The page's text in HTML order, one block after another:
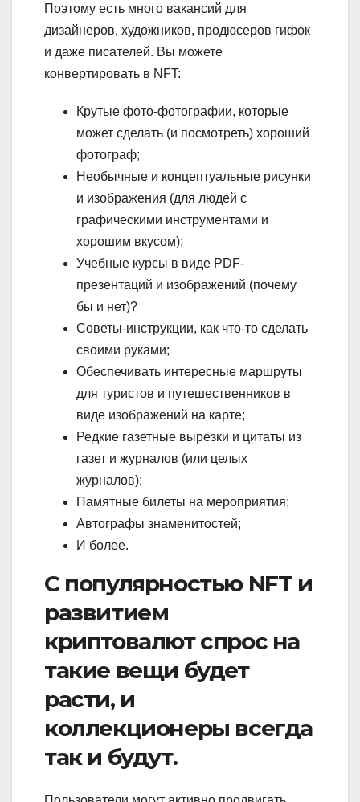
Поэтому есть много вакансий для
дизайнеров, художников, продюсеров гифок
и даже писателей. Вы можете
конвертировать в NFT:
Крутые фото-фотографии, которые
может сделать (и посмотреть) хороший
фотограф;
Необычные и концептуальные рисунки
и изображения (для людей с
графическими инструментами и
хорошим вкусом);
Учебные курсы в виде PDF-
презентаций и изображений (почему
бы и нет)?
Советы-инструкции, как что-то сделать
своими руками;
Обеспечивать интересные маршруты
для туристов и путешественников в
виде изображений на карте;
Редкие газетные вырезки и цитаты из
газет и журналов (или целых
журналов);
Памятные билеты на мероприятия;
Автографы знаменитостей;
И более.
С популярностью NFT и
развитием
криптовалют спрос на
такие вещи будет
расти, и
коллекционеры всегда
так и будут.